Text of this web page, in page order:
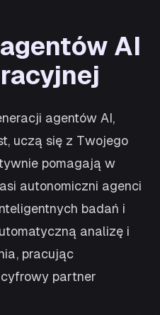
AI
agentów AI,
uczą się z Twojego
pomagają w
autonomiczni agenci
badań i
analizę i
pracując
partner